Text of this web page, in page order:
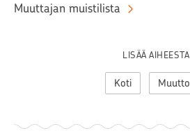
Muuttajan muistilista
LISÄÄ AIHEESTA
Koti Muutto